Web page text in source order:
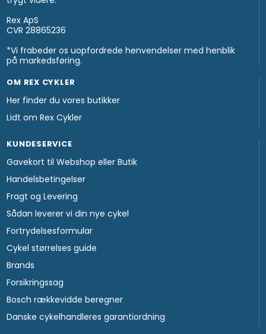
Rex ApS
CVR 28865236
*Vi frabeder os uopfordrede henvendelser med henblik
på markedsføring.
OM REX CYKLER
Her finder du vores butikker
Lidt om Rex Cykler
KUNDESERVICE
Gavekort til Webshop eller Butik
Handelsbetingelser
Fragt og Levering
Sådan leverer vi din nye cykel
Fortrydelsesformular
Cykel størrelses guide
Brands
Forsikringssag
Bosch rækkevidde beregner
Danske cykelhandleres garantiordning